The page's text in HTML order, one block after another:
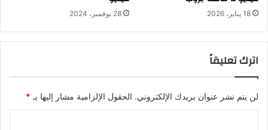
18 يناير، 2026 28 نوفمبر، 2024
اترك تعليقاً
لن يتم نشر عنوان بريدك الإلكتروني. الحقول الإلزامية مشار إليها بـ *